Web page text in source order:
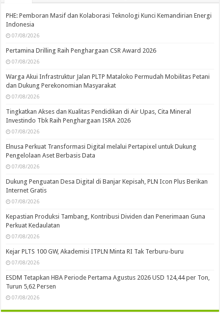
PHE: Pemboran Masif dan Kolaborasi Teknologi Kunci Kemandirian Energi
Indonesia
07/08/2026
Pertamina Drilling Raih Penghargaan CSR Award 2026
07/08/2026
Warga Akui Infrastruktur Jalan PLTP Mataloko Permudah Mobilitas Petani
dan Dukung Perekonomian Masyarakat
07/08/2026
Tingkatkan Akses dan Kualitas Pendidikan di Air Upas, Cita Mineral
Investindo Tbk Raih Penghargaan ISRA 2026
07/08/2026
Elnusa Perkuat Transformasi Digital melalui Pertapixel untuk Dukung
Pengelolaan Aset Berbasis Data
07/08/2026
Dukung Penguatan Desa Digital di Banjar Kepisah, PLN Icon Plus Berikan
Internet Gratis
07/08/2026
Kepastian Produksi Tambang, Kontribusi Dividen dan Penerimaan Guna
Perkuat Kedaulatan
07/08/2026
Kejar PLTS 100 GW, Akademisi ITPLN Minta RI Tak Terburu-buru
07/08/2026
ESDM Tetapkan HBA Periode Pertama Agustus 2026 USD 124,44 per Ton,
Turun 5,62 Persen
07/08/2026